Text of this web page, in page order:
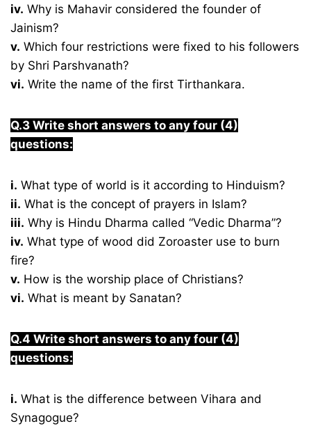
iv. Why is Mahavir considered the founder of
Jainism?
v. Which four restrictions were fixed to his followers
by Shri Parshvanath?
vi. Write the name of the first Tirthankara.
Q.3 Write short answers to any four (4)
questions:
i. What type of world is it according to Hinduism?
ii. What is the concept of prayers in Islam?
iii. Why is Hindu Dharma called “Vedic Dharma”?
iv. What type of wood did Zoroaster use to burn
fire?
v. How is the worship place of Christians?
vi. What is meant by Sanatan?
Q.4 Write short answers to any four (4)
questions:
i. What is the difference between Vihara and
Synagogue?